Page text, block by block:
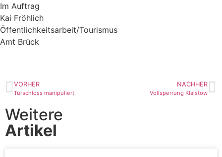
Im Auftrag
Kai Fröhlich
Öffentlichkeitsarbeit/Tourismus
Amt Brück
VORHER
Türschloss manipuliert
NACHHER
Vollsperrung Klaistow
Weitere
Artikel